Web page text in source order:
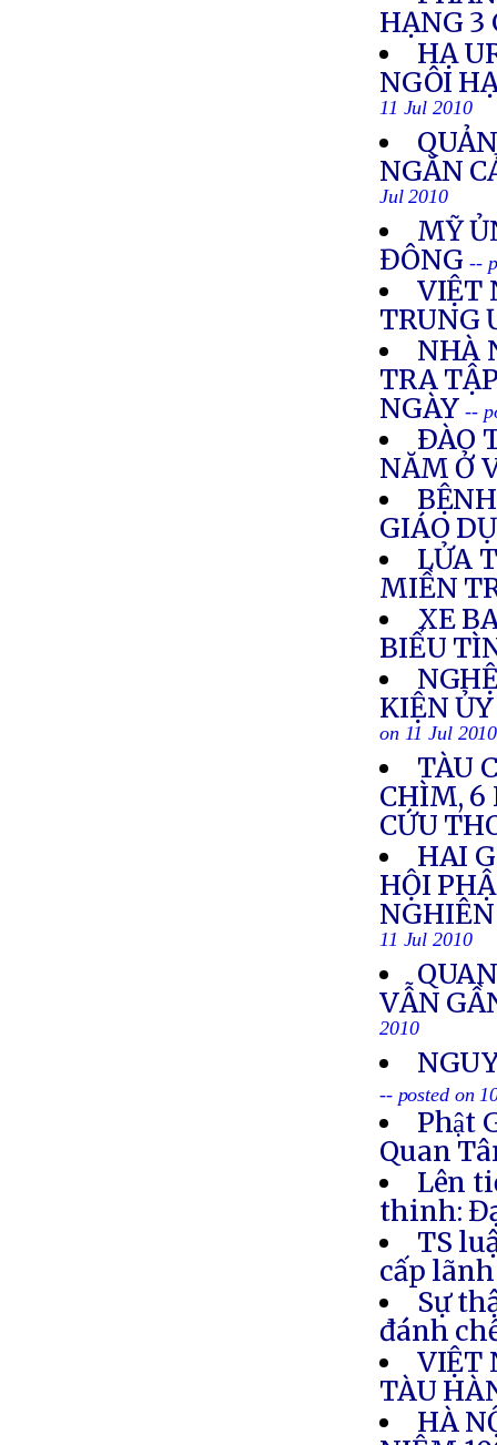
HẠNG 3
HẠ
NGÔI
11 Jul 2010
NGĂN
Jul 2010
MỸ
ĐÔNG--
VIỆT
TRUNG
NHÀ
TRA
NGÀY --
ÐÀO
NĂM Ở
GIÁO
LỬA
MIỀN
XE
BIỂU
KIỆN
on 11 Jul 2010
TÀU
CHÌM, 6
CỨU
HAI
HỘI
11 Jul 2010
VẪN
2010
-- posted on
Phật
Quan
Lên
thinh:
TS
cấp
Sự
đánh
VIỆT
TÀU
HÀ